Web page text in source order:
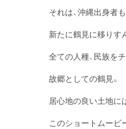
それは、沖縄出身者
新たに鶴見に移りす
全ての人種、民族を
故郷としての鶴見。
居心地の良い土地に
このショートムービ